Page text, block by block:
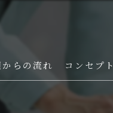
からの流れ コンセプト